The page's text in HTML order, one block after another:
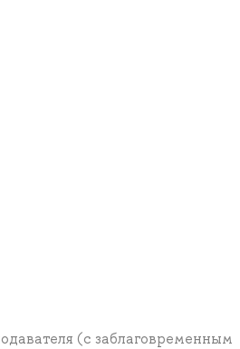
(с заблаговременным